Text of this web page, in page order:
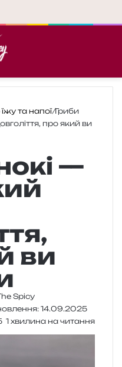
та напої/Гриби
про який ви
—
ви
Spicy
14.09.2025
1 хвилина на читання